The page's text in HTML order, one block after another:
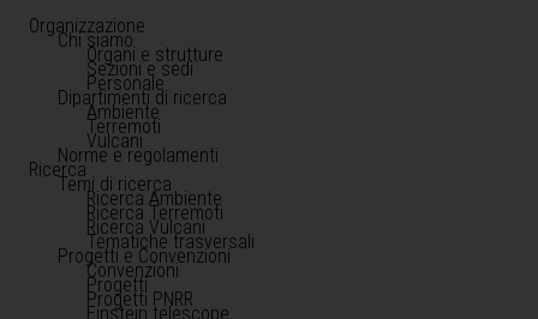
Organizzazione
Chi siamo
Organi e strutture
Sezioni e sedi
Personale
Dipartimenti di ricerca
Ambiente
Terremoti
Vulcani
Norme e regolamenti
Ricerca
Temi di ricerca
Ricerca Ambiente
Ricerca Terremoti
Ricerca Vulcani
Tematiche trasversali
Progetti e Convenzioni
Convenzioni
Progetti
Progetti PNRR
Einstein telescope